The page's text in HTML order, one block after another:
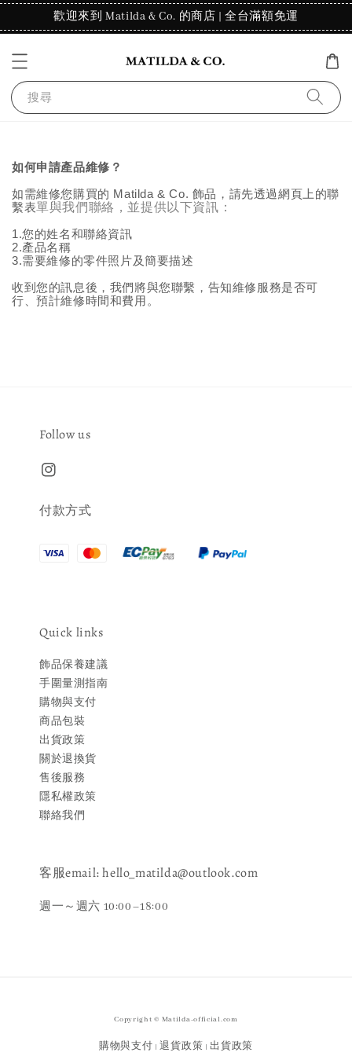
歡迎來到 Matilda & Co. 的商店 | 全台滿額免運
搜尋
如何申請產品維修？
如需維修您購買的 Matilda & Co. 飾品，請先透過網頁上的聯
繫表單與我們聯絡，並提供以下資訊：
1.您的姓名和聯絡資訊
2.產品名稱
3.需要維修的零件照片及簡要描述
收到您的訊息後，我們將與您聯繫，告知維修服務是否可
行、預計維修時間和費用。
Follow us
付款方式
Quick links
飾品保養建議
手圍量測指南
購物與支付
商品包裝
出貨政策
關於退換貨
售後服務
隱私權政策
聯絡我們
客服email: hello_matilda@outlook.com
週一～週六 10:00–18:00
Copyright © Matilda-official.com
購物與支付 | 退貨政策 |出貨政策